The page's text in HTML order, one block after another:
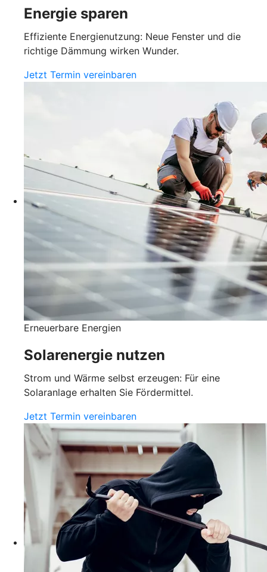
Energie sparen
Effiziente Energienutzung: Neue Fenster und die
richtige Dämmung wirken Wunder.
Jetzt Termin vereinbaren
Erneuerbare Energien
Solarenergie nutzen
Strom und Wärme selbst erzeugen: Für eine
Solaranlage erhalten Sie Fördermittel.
Jetzt Termin vereinbaren